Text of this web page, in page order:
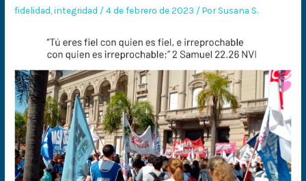
fidelidad,integridad /4 de febrero de 2023 / PorSusana S.